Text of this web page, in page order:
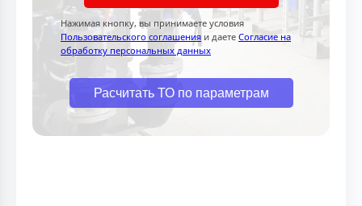
Нажимая кнопку, вы принимаете условия
Пользовательского соглашения и даете Согласие на
обработку персональных данных
Расчитать ТО по параметрам